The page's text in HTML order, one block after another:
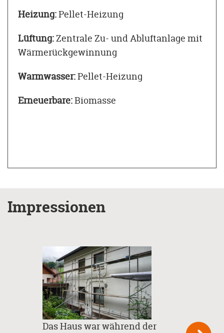
Heizung:Pellet-Heizung
Lüftung:Zentrale Zu- und Abluftanlage mit
Wärmerückgewinnung
Warmwasser:Pellet-Heizung
Erneuerbare:Biomasse
Impressionen
Das Haus war während der
Der